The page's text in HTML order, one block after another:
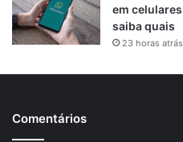
em
saiba quais
23 horas atrás
Comentários